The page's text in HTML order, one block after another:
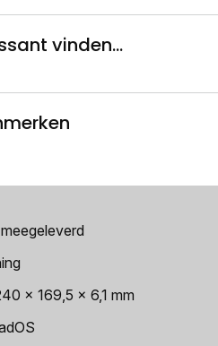
vinden...
x 169,5 x 6,1 mm